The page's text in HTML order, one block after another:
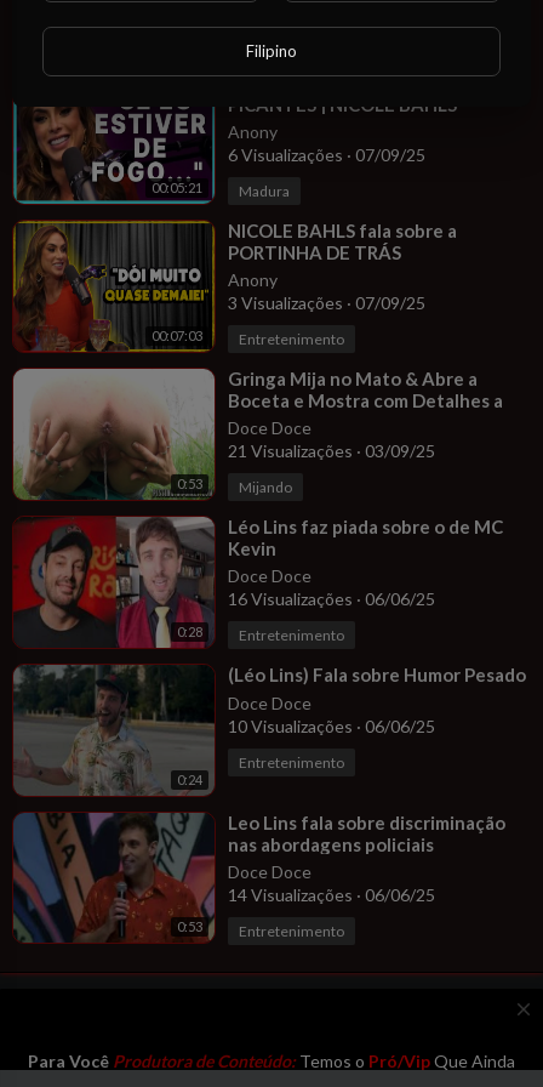
close
Para Você Produtora de Conteúdo:Temos o Pró/VipQue Ainda
5 Visualizações·07/09/25
Entretenimento
00:05:21
⁣REVELOU OS DETALHES MAIS
PICANTES | NICOLE BAHLS
Anony
6 Visualizações · 07/09/25
Madura
00:07:03
⁣NICOLE BAHLS fala sobre a
PORTINHA DE TRÁS
Anony
3 Visualizações · 07/09/25
Entretenimento
0:53
⁣Gringa Mija no Mato & Abre a
Boceta e Mostra com Detalhes a
Vocês
Doce Doce
21 Visualizações · 03/09/25
Mijando
0:28
⁣Léo Lins faz piada sobre o de MC
Kevin
Doce Doce
16 Visualizações · 06/06/25
Entretenimento
0:24
⁣(Léo Lins) Fala sobre Humor Pesado
Doce Doce
10 Visualizações · 06/06/25
Entretenimento
0:53
⁣Leo Lins fala sobre discriminação
nas abordagens policiais
Doce Doce
14 Visualizações · 06/06/25
Entretenimento
☑ Assinem o Plano Vip/Pró Para
Filipino